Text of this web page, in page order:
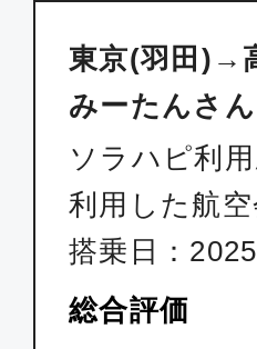
東京(羽田)→
みーたんさん
ソラハピ利
利用した航
搭乗日：
総合評価